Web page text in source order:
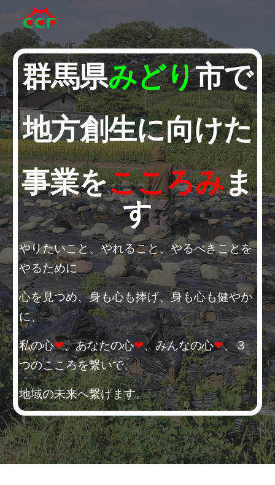
Skip to main content
群馬県みどり市で
地方創生に向けた
事業をこころみま
す
やりたいこと、やれること、やるべきことを
やるために
心を見つめ、身も心も捧げ、身も心も健やか
に、
私の心❤、あなたの心❤、みんなの心❤、３
つのこころを繋いで、
地域の未来へ繋げます。